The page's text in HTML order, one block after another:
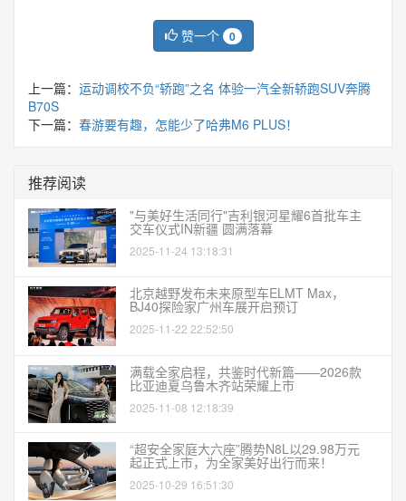
赞一个 0
上一篇： 运动调校不负“轿跑”之名 体验一汽全新轿跑SUV奔腾
B70S
下一篇： 春游要有趣，怎能少了哈弗M6 PLUS！
推荐阅读
"与美好生活同行"吉利银河星耀6首批车主
交车仪式IN新疆 圆满落幕
2025-11-24 13:18:31
北京越野发布未来原型车ELMT Max，
BJ40探险家广州车展开启预订
2025-11-22 22:52:50
满载全家启程，共鉴时代新篇——2026款
比亚迪夏乌鲁木齐站荣耀上市
2025-11-08 12:18:39
“超安全家庭大六座”腾势N8L以29.98万元
起正式上市，为全家美好出行而来！
2025-10-29 16:51:30